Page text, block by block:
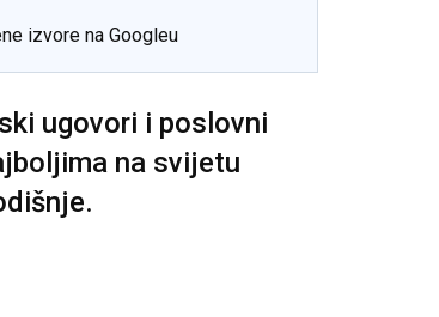
izvore na Googleu
ugovori i poslovni
na svijetu